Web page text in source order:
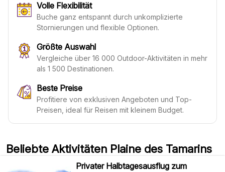
Volle Flexibilität
Buche ganz entspannt durch unkomplizierte
Stornierungen und flexible Optionen.
Größte Auswahl
Vergleiche über 16 000 Outdoor-Aktivitäten in mehr
als 1 500 Destinationen.
Beste Preise
Profitiere von exklusiven Angeboten und Top-
Preisen, ideal für Reisen mit kleinem Budget.
Beliebte Aktivitäten Plaine des Tamarins
Privater Halbtagesausflug zum